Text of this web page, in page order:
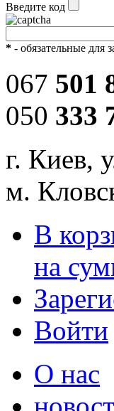
Введите код
* - обязательные для
067 501
050 333
г. Киев,
м.
В
на
Войти
О нас